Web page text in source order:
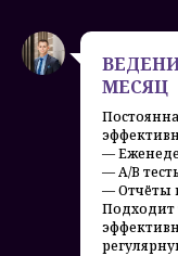
МЕСЯЦ
—
— A/B
— Отчёты
Подходит